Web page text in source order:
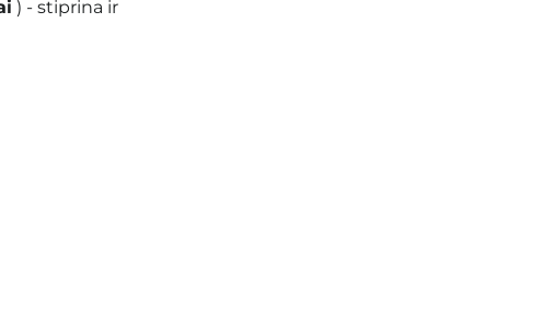
) - stiprina ir